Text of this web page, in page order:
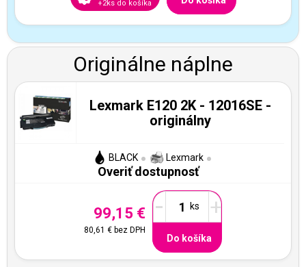
+2ks do košíka
Originálne náplne
Lexmark E120 2K - 12016SE -
originálny
BLACK Lexmark
Overiť dostupnosť
99,15 €
80,61 € bez DPH
- +
Do košíka